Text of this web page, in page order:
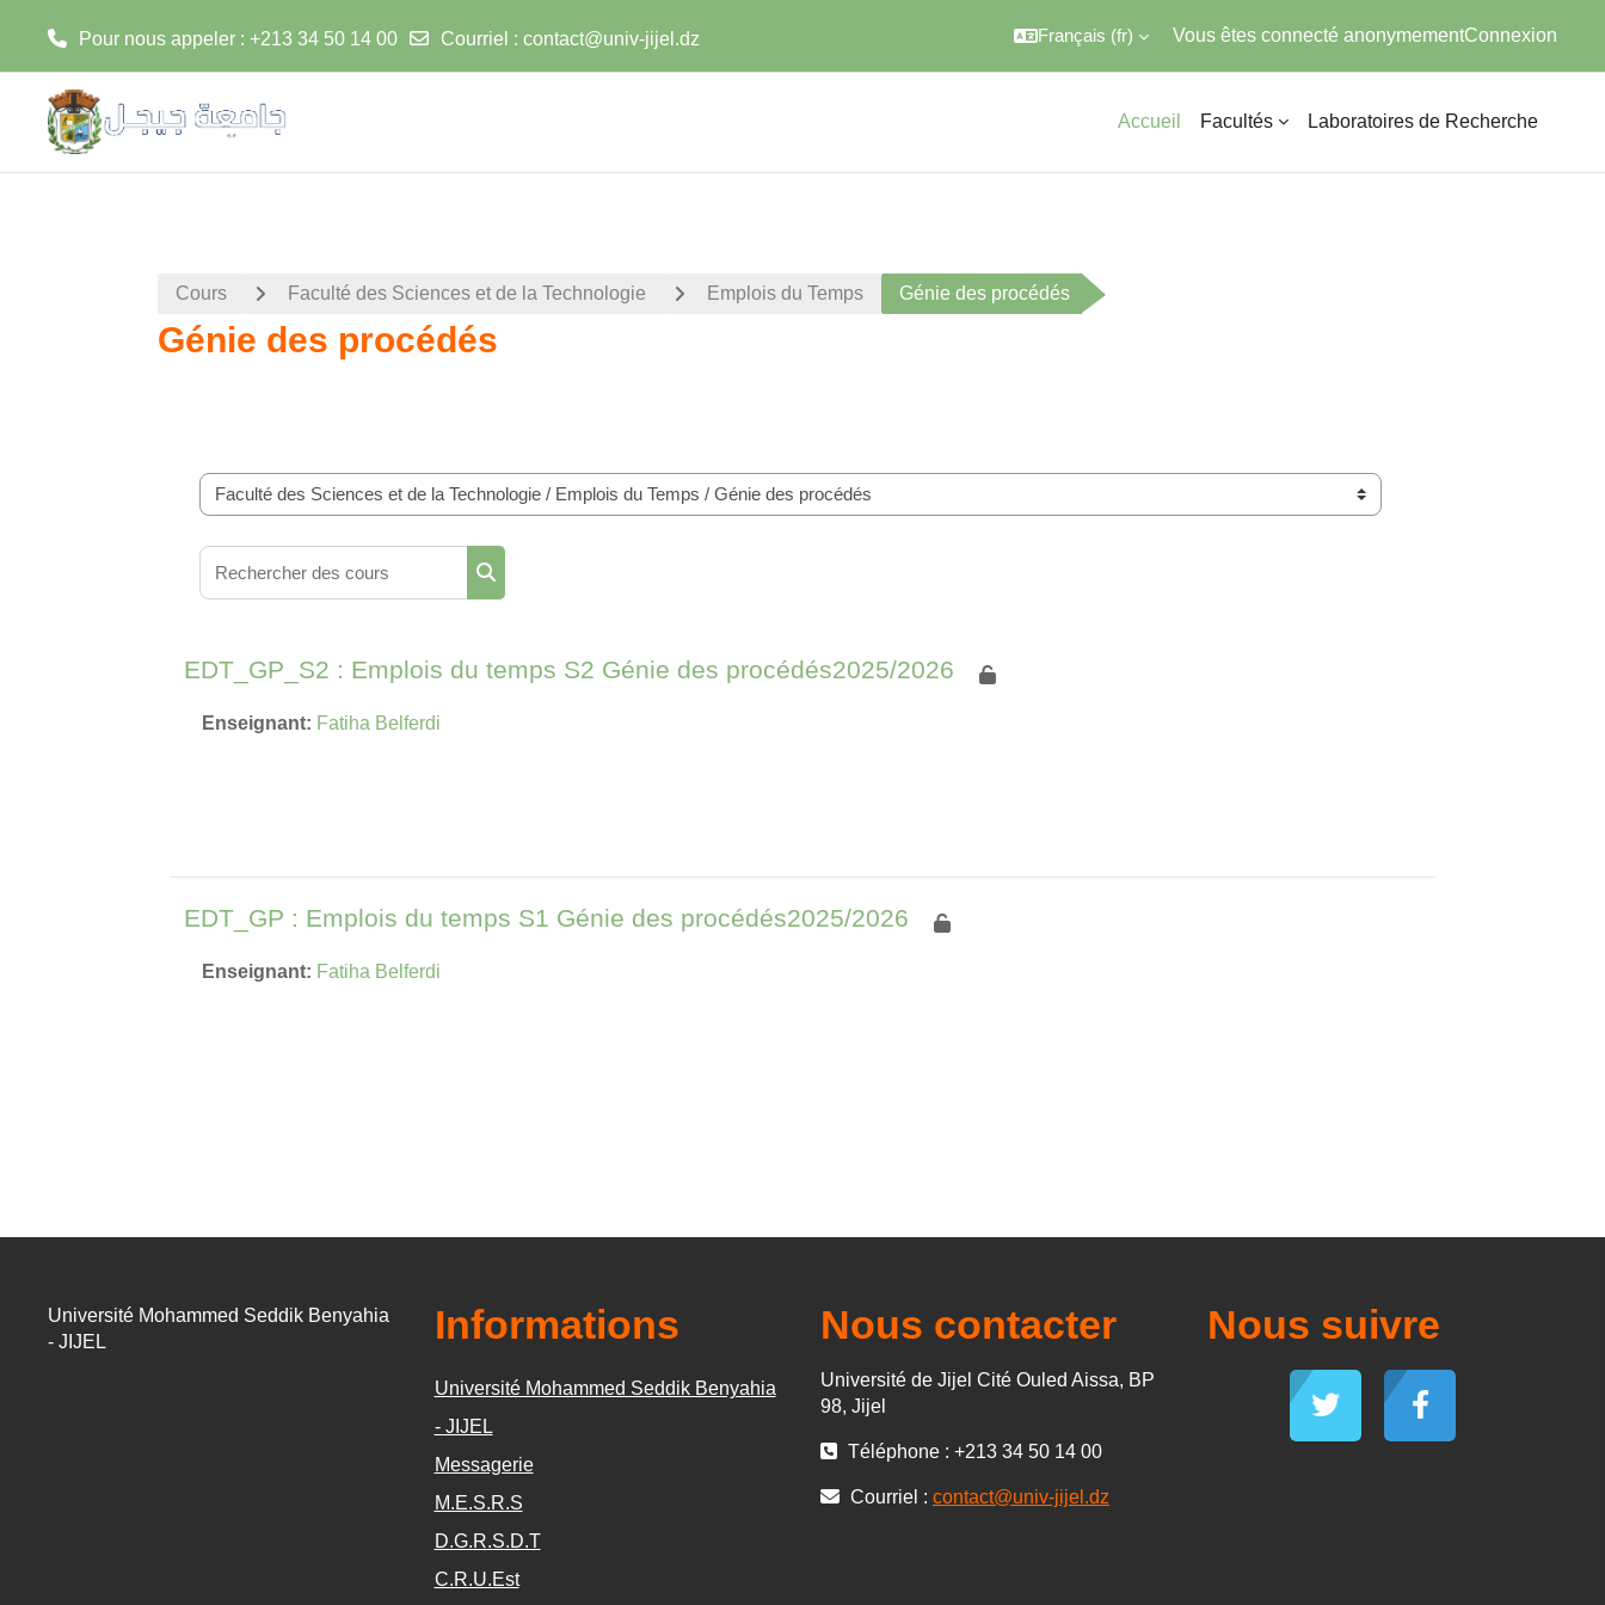
Pour nous appeler : +213 34 50 14 00 Courriel : contact@univ-jijel.dz Français ‎(fr)‎ Vous êtes connecté anonymementConnexion
Accueil Facultés Laboratoires de Recherche
Cours Faculté des Sciences et de la Technologie Emplois du Temps Génie des procédés
Génie des procédés
Catégories de cours
Rechercher des cours
EDT_GP_S2 : Emplois du temps S2 Génie des procédés2025/2026
Enseignant: Fatiha Belferdi
EDT_GP : Emplois du temps S1 Génie des procédés2025/2026
Enseignant: Fatiha Belferdi
Université Mohammed Seddik Benyahia
- JIJEL
Informations
Université Mohammed Seddik Benyahia
- JIJEL
Messagerie
M.E.S.R.S
D.G.R.S.D.T
C.R.U.Est
Nous contacter
Université de Jijel Cité Ouled Aissa, BP
98, Jijel
Téléphone : +213 34 50 14 00
Courriel : contact@univ-jijel.dz
Nous suivre